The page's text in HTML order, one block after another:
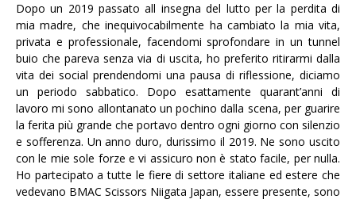
Dopo un 2019 passato all insegna del lutto per la perdita di
mia madre, che inequivocabilmente ha cambiato la mia vita,
privata e professionale, facendomi sprofondare in un tunnel
buio che pareva senza via di uscita, ho preferito ritirarmi dalla
vita dei social prendendomi una pausa di riflessione, diciamo
un periodo sabbatico. Dopo esattamente quarant’anni di
lavoro mi sono allontanato un pochino dalla scena, per guarire
la ferita più grande che portavo dentro ogni giorno con silenzio
e sofferenza. Un anno duro, durissimo il 2019. Ne sono uscito
con le mie sole forze e vi assicuro non è stato facile, per nulla.
Ho partecipato a tutte le fiere di settore italiane ed estere che
vedevano BMAC Scissors Niigata Japan, essere presente, sono